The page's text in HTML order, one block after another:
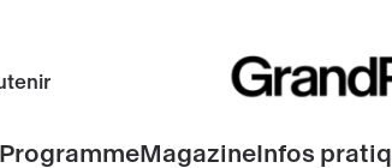
ProgrammeMagazineInfos